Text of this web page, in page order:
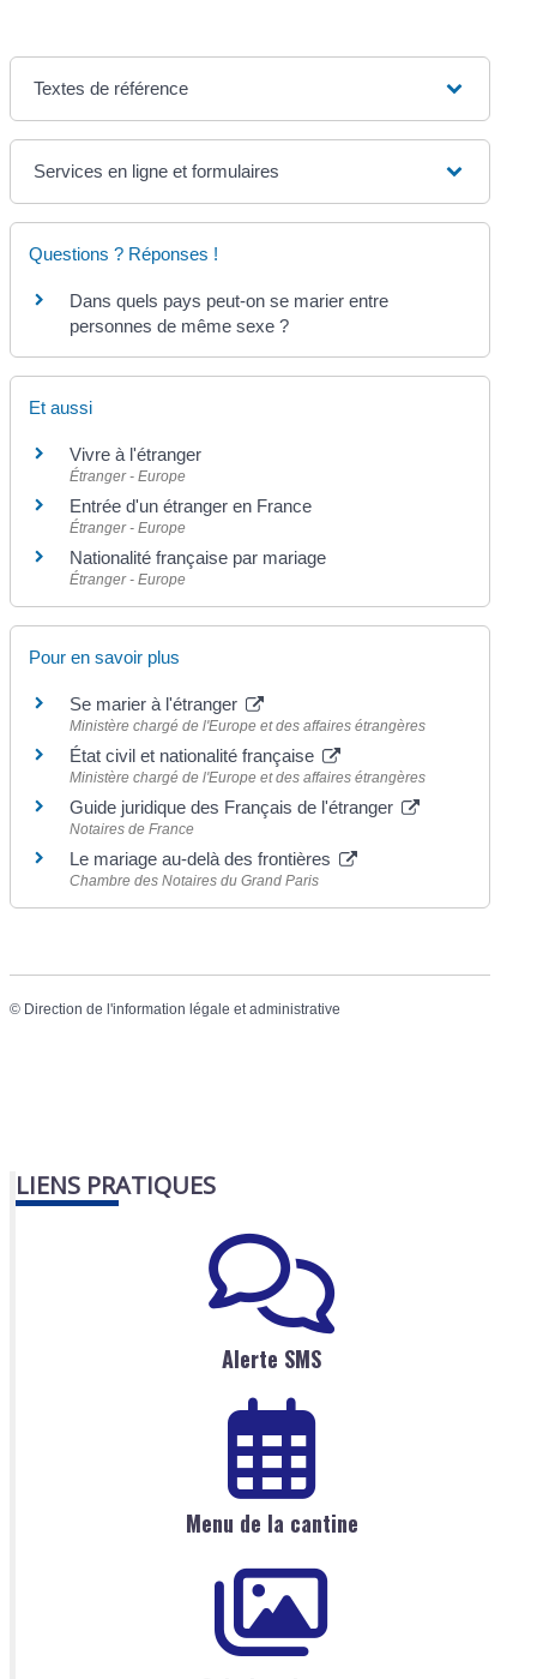
Textes de référence
Services en ligne et formulaires
Questions ? Réponses !
Dans quels pays peut-on se marier entre
personnes de même sexe ?
Et aussi
Vivre à l'étranger
Étranger - Europe
Entrée d'un étranger en France
Étranger - Europe
Nationalité française par mariage
Étranger - Europe
Pour en savoir plus
Se marier à l'étranger
Ministère chargé de l'Europe et des affaires étrangères
État civil et nationalité française
Ministère chargé de l'Europe et des affaires étrangères
Guide juridique des Français de l'étranger
Notaires de France
Le mariage au-delà des frontières
Chambre des Notaires du Grand Paris
© Direction de l'information légale et administrative
LIENS PRATIQUES
Alerte SMS
Menu de la cantine